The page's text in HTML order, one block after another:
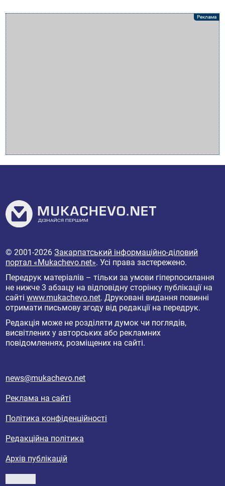
© 2001-2026Закарпатський інформаційно-діловий
портал «Mukachevo.net». Усі права застережено.
Передрук матеріалів – тільки за умови гіперпосилання
не нижче 3 абзацу на відповідну сторінку публікації на
сайтіwww.mukachevo.net. Друковані видання повинні
отримати письмову згоду від редакції на передрук.
Редакція може не розділяти думок чи поглядів,
висвітлених у авторських або рекламних
повідомленнях, розміщених на сайті.
news@mukachevo.net
Реклама на сайті
Політика конфіденційності
Редакційна політика
Архів публікацій